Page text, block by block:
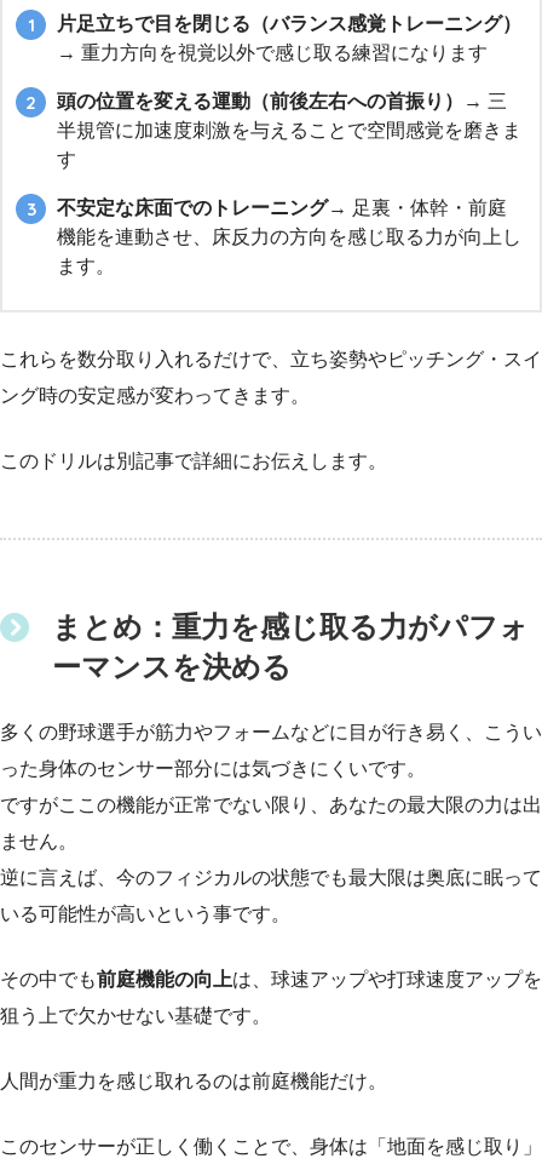
片足立ちで目を閉じる（バランス感覚トレーニング）
→ 重力方向を視覚以外で感じ取る練習になります
頭の位置を変える運動（前後左右への首振り）
→ 三
半規管に加速度刺激を与えることで空間感覚を磨きま
す
不安定な床面でのトレーニング→ 足裏・体幹・前庭
機能を連動させ、床反力の方向を感じ取る力が向上し
ます。
これらを数分取り入れるだけで、立ち姿勢やピッチング・スイ
ング時の安定感が変わってきます。
このドリルは別記事で詳細にお伝えします。
まとめ：重力を感じ取る力がパフォ
ーマンスを決める
多くの野球選手が筋力やフォームなどに目が行き易く、こうい
った身体のセンサー部分には気づきにくいです。
ですがここの機能が正常でない限り、あなたの最大限の力は出
ません。
逆に言えば、今のフィジカルの状態でも最大限は奥底に眠って
いる可能性が高いという事です。
その中でも前庭機能の向上は、球速アップや打球速度アップを
狙う上で欠かせない基礎です。
人間が重力を感じ取れるのは前庭機能だけ。
このセンサーが正しく働くことで、身体は「地面を感じ取り」